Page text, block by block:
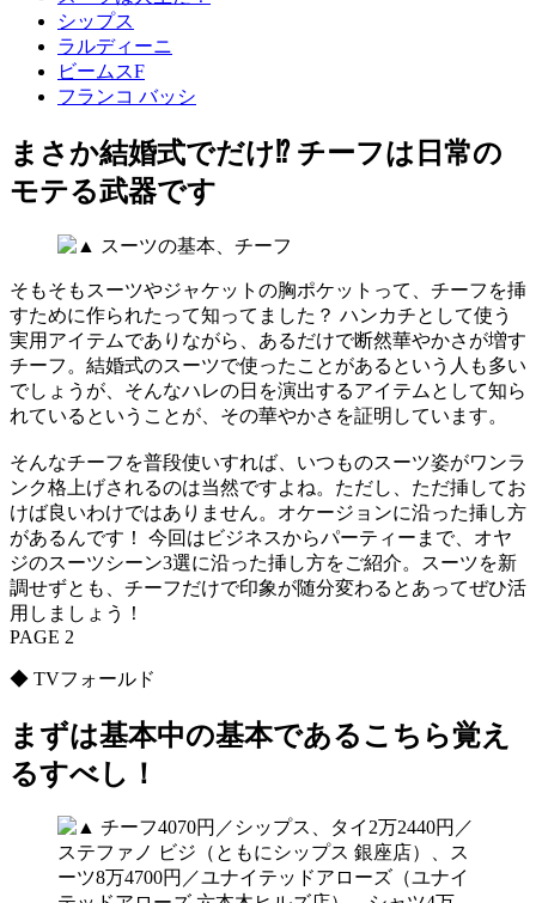
シップス
ラルディーニ
ビームスF
フランコ バッシ
まさか結婚式でだけ⁉︎ チーフは日常の
モテる武器です
そもそもスーツやジャケットの胸ポケットって、チーフを挿
すために作られたって知ってました？ ハンカチとして使う
実用アイテムでありながら、あるだけで断然華やかさが増す
チーフ。結婚式のスーツで使ったことがあるという人も多い
でしょうが、そんなハレの日を演出するアイテムとして知ら
れているということが、その華やかさを証明しています。
そんなチーフを普段使いすれば、いつものスーツ姿がワンラ
ンク格上げされるのは当然ですよね。ただし、ただ挿してお
けば良いわけではありません。オケージョンに沿った挿し方
があるんです！ 今回はビジネスからパーティーまで、オヤ
ジのスーツシーン3選に沿った挿し方をご紹介。スーツを新
調せずとも、チーフだけで印象が随分変わるとあってぜひ活
用しましょう！
PAGE 2
◆ TVフォールド
まずは基本中の基本であるこちら覚え
るすべし！